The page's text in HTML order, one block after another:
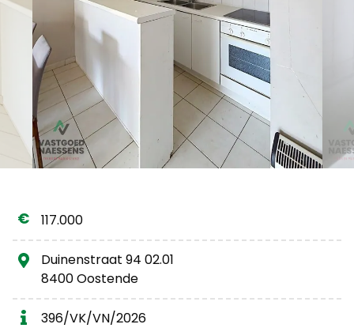
117.000
Duinenstraat 94 02.01
8400 Oostende
396/VK/VN/2026